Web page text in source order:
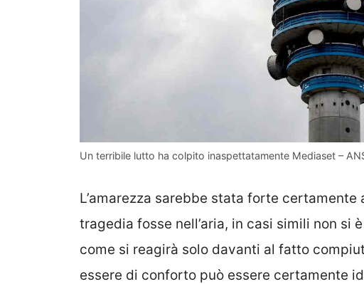
Un terribile lutto ha colpito inaspettatamente Mediaset –
L’amarezza sarebbe stata forte
tragedia fosse nell’aria, in casi simili non si
come si reagirà solo davanti al fatto
essere di conforto può essere certamente